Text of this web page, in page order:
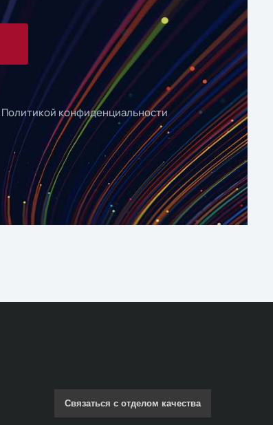
Политикой конфиденциальности
Связаться с отделом качества